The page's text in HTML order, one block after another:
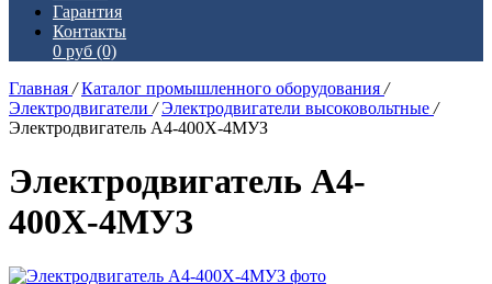
Гарантия
Контакты
0 руб (0)
Главная / Каталог промышленного оборудования /
Электродвигатели / Электродвигатели высоковольтные /
Электродвигатель А4-400Х-4МУЗ
Электродвигатель А4-
400Х-4МУЗ